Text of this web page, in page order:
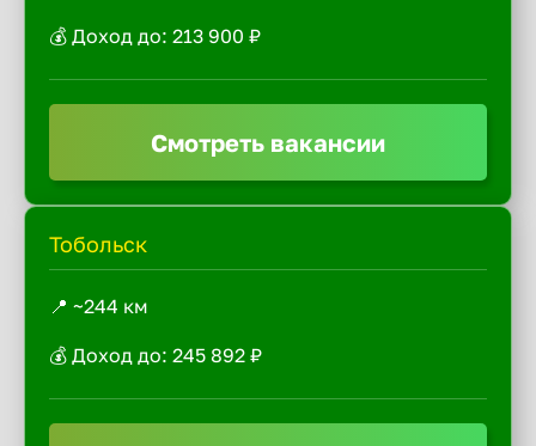
💰 Доход до: 213 900 ₽
Смотреть вакансии
Тобольск
📍 ~244 км
💰 Доход до: 245 892 ₽